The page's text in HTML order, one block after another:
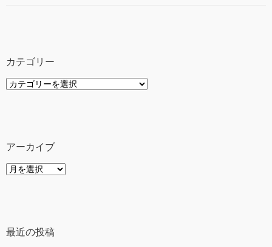
カテゴリー
カ
アーカイブ
ア
最近の投稿